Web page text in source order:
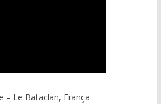
– Le Bataclan, França